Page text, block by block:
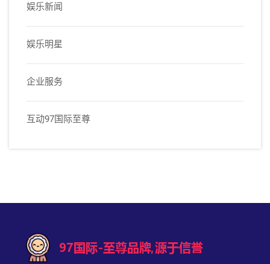
娱乐新闻
娱乐明星
企业服务
互动97国际至尊